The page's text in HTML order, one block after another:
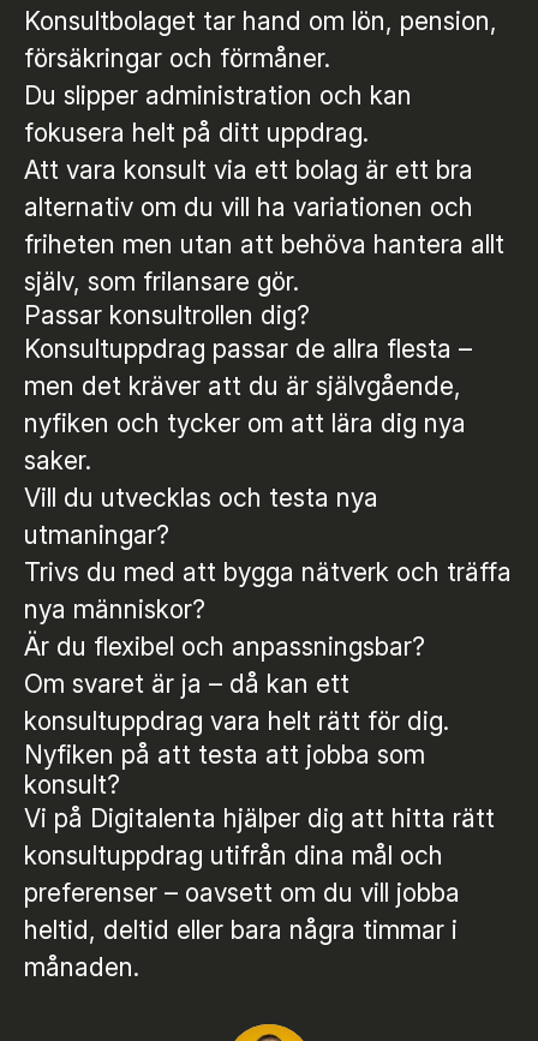
Konsultbolaget tar hand om lön, pension,
försäkringar och förmåner.
Du slipper administration och kan
fokusera helt på ditt uppdrag.
Att vara konsult via ett bolag är ett bra
alternativ om du vill ha variationen och
friheten men utan att behöva hantera allt
själv, som frilansare gör.
Passar konsultrollen dig?
Konsultuppdrag passar de allra flesta –
men det kräver att du är självgående,
nyfiken och tycker om att lära dig nya
saker.
Vill du utvecklas och testa nya
utmaningar?
Trivs du med att bygga nätverk och träffa
nya människor?
Är du flexibel och anpassningsbar?
Om svaret är ja – då kan ett
konsultuppdrag vara helt rätt för dig.
Nyfiken på att testa att jobba som
konsult?
Vi på Digitalenta hjälper dig att hitta rätt
konsultuppdrag utifrån dina mål och
preferenser – oavsett om du vill jobba
heltid, deltid eller bara några timmar i
månaden.